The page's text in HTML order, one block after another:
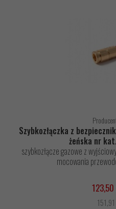
Szybkozłączka z
żeńska nr
szybkozłącze gazowe z
mocowania